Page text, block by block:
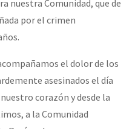
nuestra Comunidad, que de
por el crimen
el dolor de los
asesinados el día
corazón y desde la
a la Comunidad